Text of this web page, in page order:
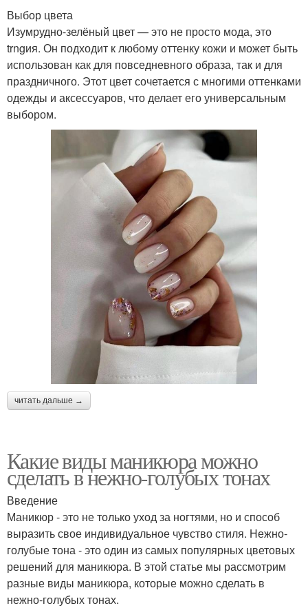
Выбор цвета
Изумрудно-зелёный цвет — это не просто мода, это
trngия. Он подходит к любому оттенку кожи и может быть
использован как для повседневного образа, так и для
праздничного. Этот цвет сочетается с многими оттенками
одежды и аксессуаров, что делает его универсальным
выбором.
читать дальше →
Какие виды маникюра можно
сделать в нежно-голубых тонах
Введение
Маникюр - это не только уход за ногтями, но и способ
выразить свое индивидуальное чувство стиля. Нежно-
голубые тона - это один из самых популярных цветовых
решений для маникюра. В этой статье мы рассмотрим
разные виды маникюра, которые можно сделать в
нежно-голубых тонах.